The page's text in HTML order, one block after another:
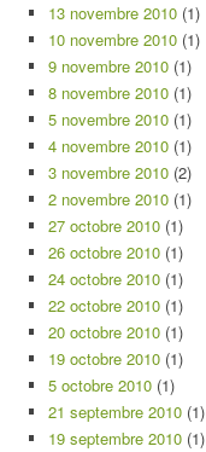
13 novembre 2010 (1)
10 novembre 2010 (1)
9 novembre 2010 (1)
8 novembre 2010 (1)
5 novembre 2010 (1)
4 novembre 2010 (1)
3 novembre 2010 (2)
2 novembre 2010 (1)
27 octobre 2010 (1)
26 octobre 2010 (1)
24 octobre 2010 (1)
22 octobre 2010 (1)
20 octobre 2010 (1)
19 octobre 2010 (1)
5 octobre 2010 (1)
21 septembre 2010 (1)
19 septembre 2010 (1)